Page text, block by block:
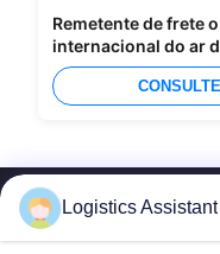
Remetente de frete
internacional do ar
Logistics Assistant